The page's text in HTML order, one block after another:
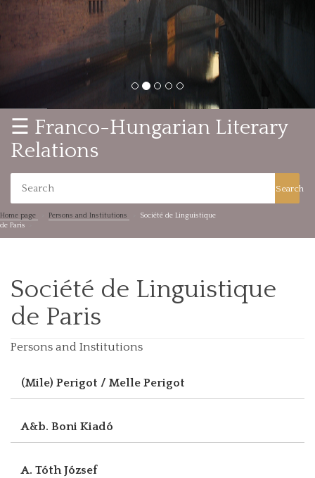
☰ Franco-Hungarian Literary
Relations
Search
Home page Persons and Institutions
Société de Linguistique
de Paris
Société de Linguistique
de Paris
Persons and Institutions
(Mile) Perigot / Melle Perigot
A&b. Boni Kiadó
A. Tóth József